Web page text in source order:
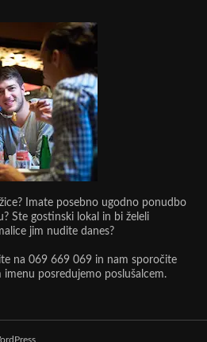
Imate posebno ugodno ponudbo
Ste gostinski lokal in bi želeli
jim nudite danes?
na 069 669 069 in nam sporočite
posredujemo poslušalcem.